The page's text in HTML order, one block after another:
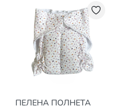
ПЕЛЕНА ПОЛНЕТА